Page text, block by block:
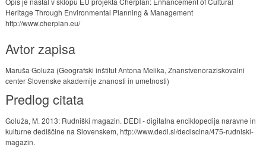
Heritage Through Environmental Planning & Management
http://www.cherplan.eu/
Avtor zapisa
Maruša Goluža (Geografski inštitut Antona Melika, Znanstvenoraziskovalni
center Slovenske akademije znanosti in umetnosti)
Predlog citata
Goluža, M. 2013: Rudniški magazin. DEDI - digitalna enciklopedija naravne in
kulturne dediščine na Slovenskem, http://www.dedi.si/dediscina/475-rudniski-
magazin.